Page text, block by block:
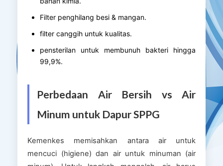
Filter penghilang besi & mangan.
filter canggih untuk kualitas.
pensterilan untuk membunuh bakteri hingga
99,9%.
Perbedaan Air Bersih vs Air
Minum untuk Dapur SPPG
Kemenkes memisahkan antara air untuk
mencuci (higiene) dan air untuk minuman (air